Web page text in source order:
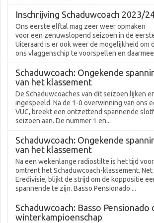
Inschrijving Schaduwcoach 2023/
Ons eerste elftal mag zeer weer opmaken
voor een zenuwslopend seizoen in de
Uiteraard is er ook weer de mogelijkheid om
ons vlaggenschip te voorspellen en daarmee
Schaduwcoach: Ongekende
van het klassement
De Schaduwcoaches van dit seizoen lijken
ingespeeld. Na de 1-0 overwinning van ons
VUC, breekt een ontzettend spannende
seizoen aan. De nummer 1 en...
Schaduwcoach: Ongekende
van het klassement
Na een wekenlange radiostilte is het tijd
omtrent het Schaduwcoach-klassement. Net
Eredivisie, blijkt de strijd om de koppositie
spannende te zijn. Basso Pensionado ...
Schaduwcoach: Basso Pensionado
winterkampioenschap